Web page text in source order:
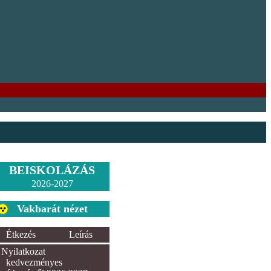
BEISKOLÁZÁS
2026-2027
Vakbarát nézet
Étkezés
Leírás
Nyilatkozat
kedvezményes